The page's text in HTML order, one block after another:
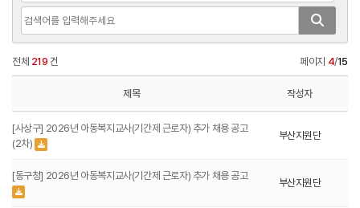
전체 219 건 페이지 4/15
제목 작성자
[사상구] 2026년 아동복지교사(기간제 근로자) 추가 채용 공고
(2차)
부산지원단
[동구청] 2026년 아동복지교사(기간제 근로자) 추가 채용 공고
부산지원단